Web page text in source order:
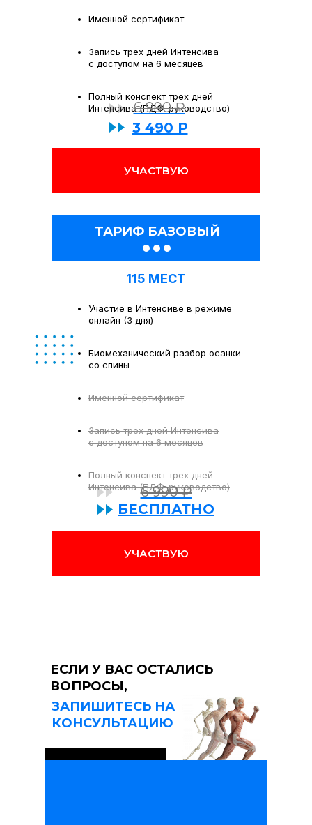
УЧАСТВУЮ
УЧАСТВУЮ
Участие в Интенсиве в режиме
онлайн (3 дня)
Биомеханический разбор осанки
со спины
Именной сертификат
Запись трех дней Интенсива
с доступом на 6 месяцев
Полный конспект трех дней
Интенсива (ПДФ-руководство)
ТАРИФ БАЗОВЫЙ
Именной сертификат
Запись трех дней Интенсива
с доступом на 6 месяцев
Полный конспект трех дней
Интенсива (ПДФ-руководство)
БЕСПЛАТНО
6 990 ₽
3 490 Р
6 990 ₽
115 МЕСТ
ЕСЛИ У ВАС ОСТАЛИСЬ
ВОПРОСЫ,
ЗАПИШИТЕСЬ НА
КОНСУЛЬТАЦИЮ